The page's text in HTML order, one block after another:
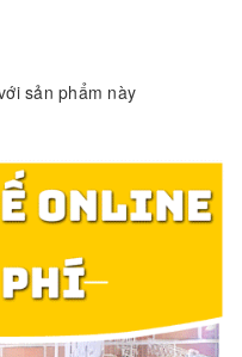
sản phẩm này